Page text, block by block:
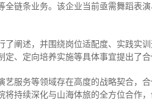
链条业务。该企业当前亟需舞蹈表
阐述，并围绕岗位适配度、实践实
、定向培养实施等具体事宜提出了合
服务等领域存在高度的战略契合，
持续深化与山海体旅的全方位合作